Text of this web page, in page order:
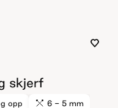
skjerf
opp 6 - 5 mm